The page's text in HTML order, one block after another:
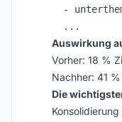
-
Auswirkung
Vorher: 18 %
Nachher: 41
Die